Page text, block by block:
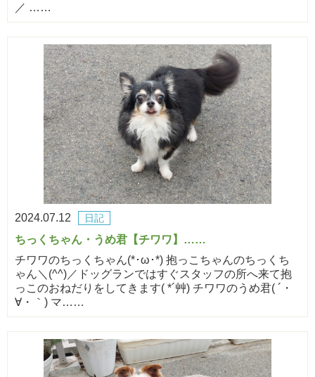
／ ……
2024.07.12 日記
ちっくちゃん・うめ君【チワワ】……
チワワのちっくちゃん(*･ω･*) 抱っこちゃんのちっくち
ゃん＼(^^)／ドッグランではすぐスタッフの所へ来て抱
っこのおねだりをしてきます( *´艸) チワワのうめ君( ´・
∀・｀) マ……